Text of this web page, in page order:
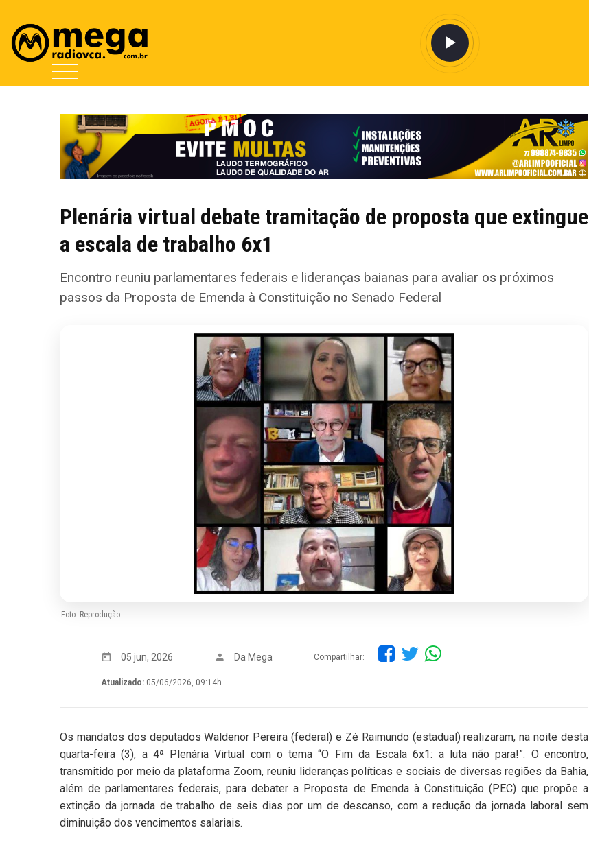
Plenária virtual debate tramitação de proposta que extingue
a escala de trabalho 6x1
Encontro reuniu parlamentares federais e lideranças baianas para avaliar os próximos
passos da Proposta de Emenda à Constituição no Senado Federal
Foto: Reprodução
05 jun, 2026 Da Mega Compartilhar:
Atualizado: 05/06/2026, 09:14h
Os mandatos dos deputados Waldenor Pereira (federal) e Zé Raimundo (estadual) realizaram, na noite desta
quarta-feira (3), a 4ª Plenária Virtual com o tema “O Fim da Escala 6x1: a luta não para!”. O encontro,
transmitido por meio da plataforma Zoom, reuniu lideranças políticas e sociais de diversas regiões da Bahia,
além de parlamentares federais, para debater a Proposta de Emenda à Constituição (PEC) que propõe a
extinção da jornada de trabalho de seis dias por um de descanso, com a redução da jornada laboral sem
diminuição dos vencimentos salariais.